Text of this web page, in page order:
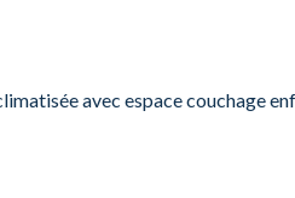
avec espace couchage